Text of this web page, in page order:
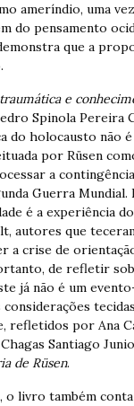
ameríndio, uma
do pensamento
que a
e
Spinola Pereira
do holocausto não
por Rüsen
a
Guerra
é a experiência
autores que
a crise de
de refletir
já não é um
refletidos por Ana
Santiago
de Rüsen.
livro também